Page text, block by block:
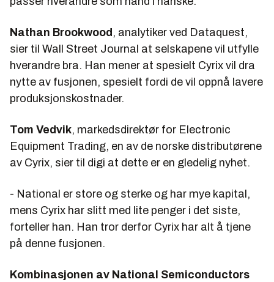
Nathan Brookwood , analytiker ved Dataquest,
sier til Wall Street Journal at selskapene vil utfylle
hverandre bra. Han mener at spesielt Cyrix vil dra
nytte av fusjonen, spesielt fordi de vil oppnå lavere
produksjonskostnader.
Tom Vedvik, markedsdirektør for Electronic
Equipment Trading, en av de norske distributørene
av Cyrix, sier til digi at dette er en gledelig nyhet.
- National er store og sterke og har mye kapital,
mens Cyrix har slitt med lite penger i det siste,
forteller han. Han tror derfor Cyrix har alt å tjene
på denne fusjonen.
Kombinasjonen av National Semiconductors